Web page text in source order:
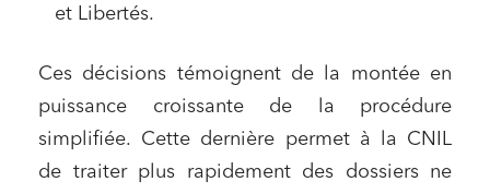
et Libertés.
Ces décisions témoignent de la montée en
puissance croissante de la procédure
simplifiée.
Cette dernière permet à la CNIL
de traiter plus rapidement des dossiers ne